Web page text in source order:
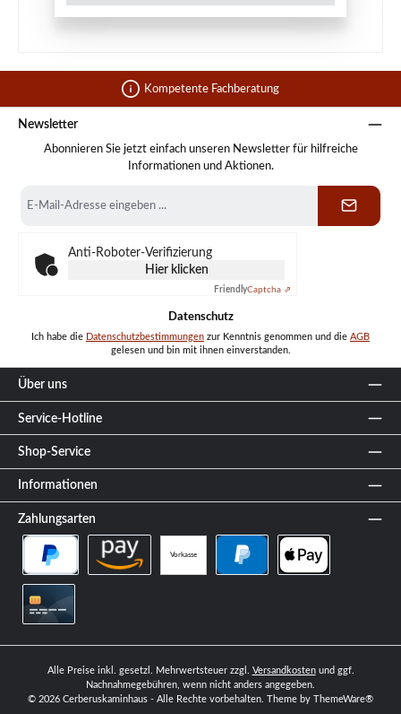
Kompetente Fachberatung
Newsletter
Abonnieren Sie jetzt einfach unseren Newsletter für hilfreiche
Informationen und Aktionen.
Mail-
Anti-Roboter-Verifizierung
Hier klicken
FriendlyCaptcha ⇗
Datenschutz
Ich habe die Datenschutzbestimmungen zur Kenntnis genommen und die AGB
gelesen und bin mit ihnen einverstanden.
Über uns
Service-Hotline
Shop-Service
Informationen
Zahlungsarten
Vorkasse
PayPal Später Bezahlen
Alle Preise inkl. gesetzl. Mehrwertsteuer zzgl. Versandkostenund ggf.
Nachnahmegebühren, wenn nicht anders angegeben.
© 2026 Cerberuskaminhaus - Alle Rechte vorbehalten. Theme by ThemeWare®